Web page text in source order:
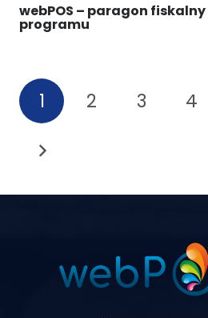
webPOS – paragon
programu
1 2 3 4